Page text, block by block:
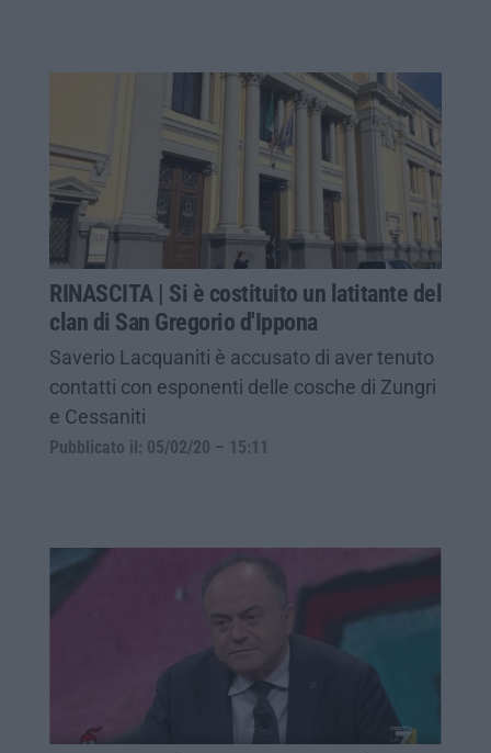
RINASCITA | Si è costituito un latitante del
clan di San Gregorio d'Ippona
Saverio Lacquaniti è accusato di aver tenuto
contatti con esponenti delle cosche di Zungri
e Cessaniti
Pubblicato il: 05/02/20 – 15:11